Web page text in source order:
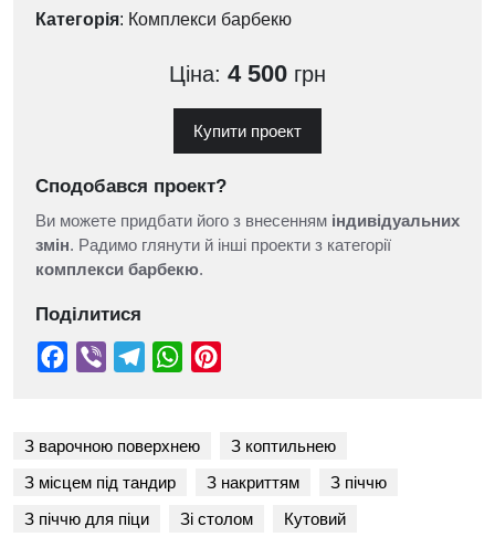
Категорія: Комплекси барбекю
Ціна: 4 500 грн
Купити проект
Сподобався проект?
Ви можете придбати його з внесенням індивідуальних
змін. Радимо глянути й інші проекти з категорії
комплекси барбекю.
Поділитися
З варочною поверхнею
З коптильнею
З місцем під тандир
З накриттям
З піччю
З піччю для піци
Зі столом Кутовий